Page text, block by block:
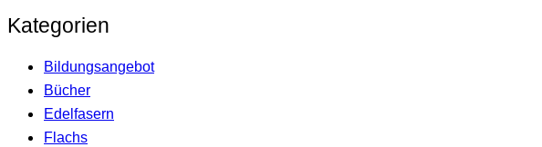
Kategorien
Bildungsangebot
Bücher
Edelfasern
Flachs